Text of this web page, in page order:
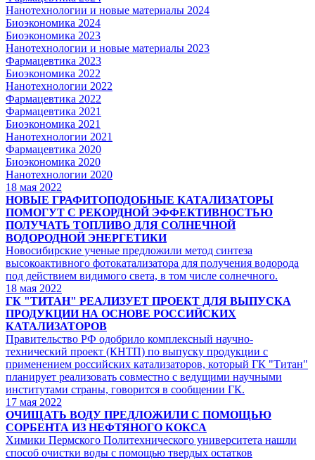
Нанотехнологии и новые материалы 2024
Биоэкономика 2024
Биоэкономика 2023
Нанотехнологии и новые материалы 2023
Фармацевтика 2023
Биоэкономика 2022
Нанотехнологии 2022
Фармацевтика 2022
Фармацевтика 2021
Биоэкономика 2021
Нанотехнологии 2021
Фармацевтика 2020
Биоэкономика 2020
Нанотехнологии 2020
18 мая 2022
НОВЫЕ ГРАФИТОПОДОБНЫЕ КАТАЛИЗАТОРЫ
ПОМОГУТ С РЕКОРДНОЙ ЭФФЕКТИВНОСТЬЮ
ПОЛУЧАТЬ ТОПЛИВО ДЛЯ СОЛНЕЧНОЙ
ВОДОРОДНОЙ ЭНЕРГЕТИКИ
Новосибирские ученые предложили метод синтеза
высокоактивного фотокатализатора для получения водорода
под действием видимого света, в том числе солнечного.
18 мая 2022
ГК "ТИТАН" РЕАЛИЗУЕТ ПРОЕКТ ДЛЯ ВЫПУСКА
ПРОДУКЦИИ НА ОСНОВЕ РОССИЙСКИХ
КАТАЛИЗАТОРОВ
Правительство РФ одобрило комплексный научно-
технический проект (КНТП) по выпуску продукции с
применением российских катализаторов, который ГК "Титан"
планирует реализовать совместно с ведущими научными
институтами страны, говорится в сообщении ГК.
17 мая 2022
ОЧИЩАТЬ ВОДУ ПРЕДЛОЖИЛИ С ПОМОЩЬЮ
СОРБЕНТА ИЗ НЕФТЯНОГО КОКСА
Химики Пермского Политехнического университета нашли
способ очистки воды с помощью твердых остатков